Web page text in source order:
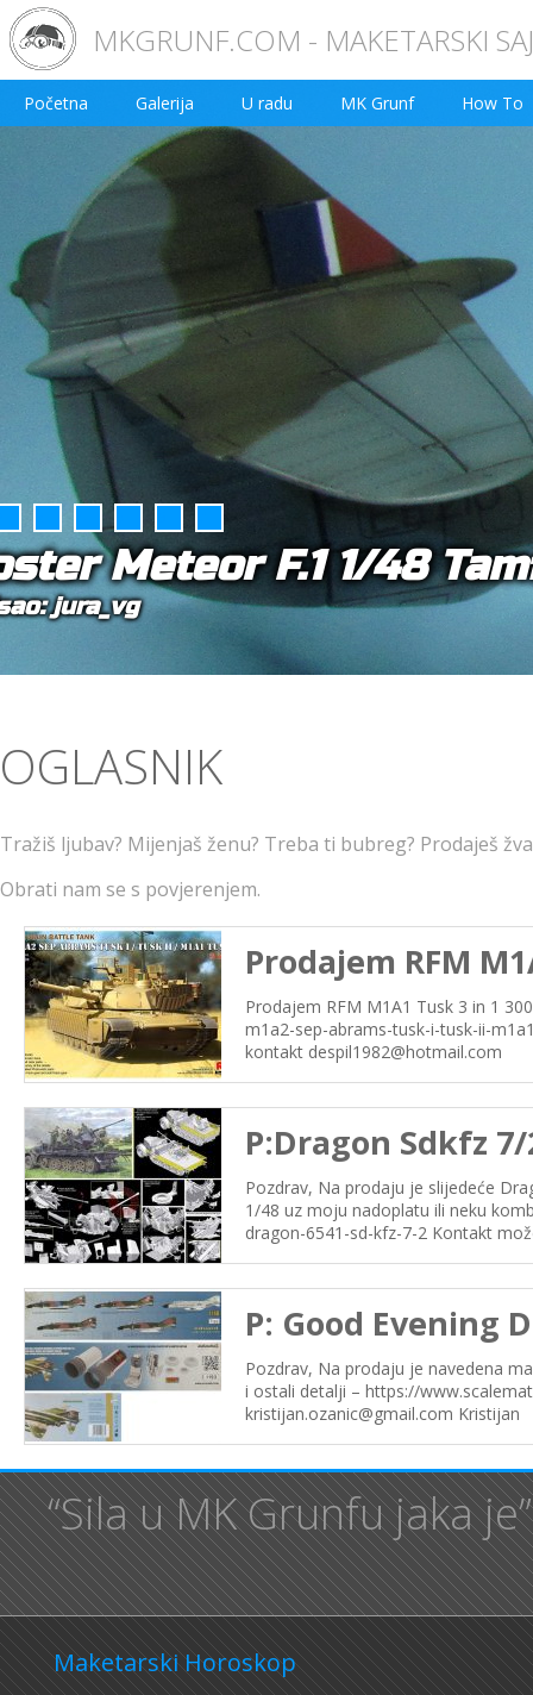
MKGRUNF.COM - MAKETARSKI
Početna Galerija U radu MK Grunf How To
Meteor F.1 1/48
jura_vg
OGLASNIK
Tražiš ljubav? Mijenjaš ženu? Treba ti bubreg? Prodaješ
Obrati nam se s povjerenjem.
Prodajem RFM
Prodajem RFM M1A1 Tusk 3 in 1
m1a2-sep-abrams-tusk-i-tusk-ii-
kontakt despil1982@hotmail.com
P:Dragon Sdkfz
Pozdrav, Na prodaju je slijedeće
1/48 uz moju nadoplatu ili neku
dragon-6541-sd-kfz-7-2 Kontakt
P: Good Evening
Pozdrav, Na prodaju je navedena
i ostali detalji – https://
kristijan.ozanic@gmail.com Kristijan
“Sila u MK Grunfu jaka
Maketarski Horoskop